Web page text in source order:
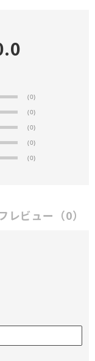
(0)
(0)
(0)
(0)
(0)
レビュー （0）